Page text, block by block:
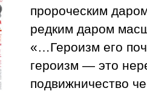
пророческим
редким даром
«…Героизм его
героизм — это
подвижничество